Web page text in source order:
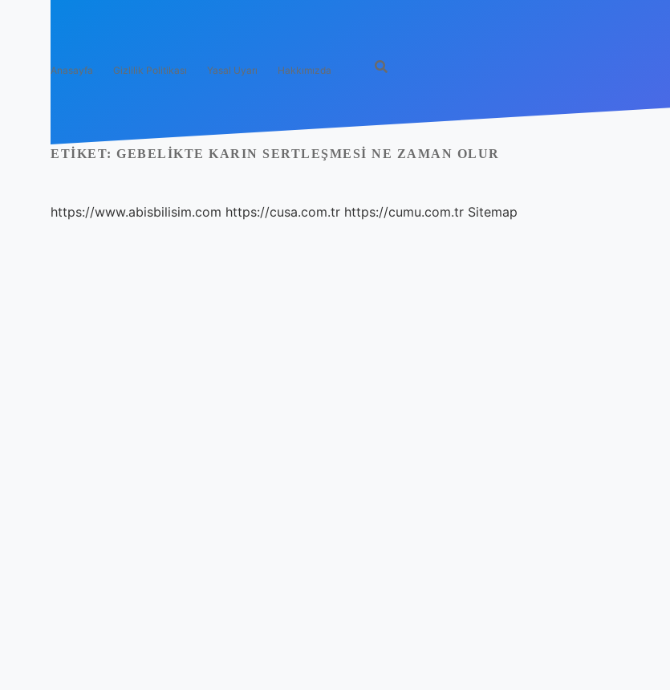
Anasayfa Gizlilik Politikası Yasal Uyarı Hakkımızda
ETIKET: GEBELIKTE KARIN SERTLEŞMESI NE ZAMAN OLUR
https://www.abisbilisim.com https://cusa.com.tr https://cumu.com.tr Sitemap